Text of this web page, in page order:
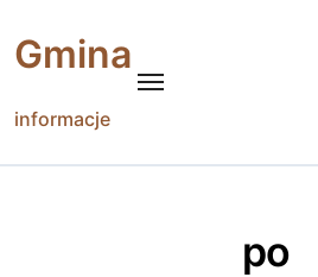
content
Gmina
informacje
po